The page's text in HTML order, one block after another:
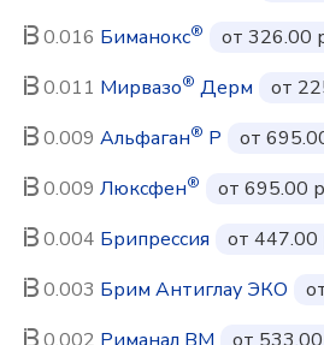
0.016 Биманокс®
от 326.00
0.011 Мирвазо® Дерм
от
0.009 Альфаган® Р
от
0.009 Люксфен®
от 695.00
0.004 Брипрессия
от 447.00
0.003 Брим Антиглау ЭКО